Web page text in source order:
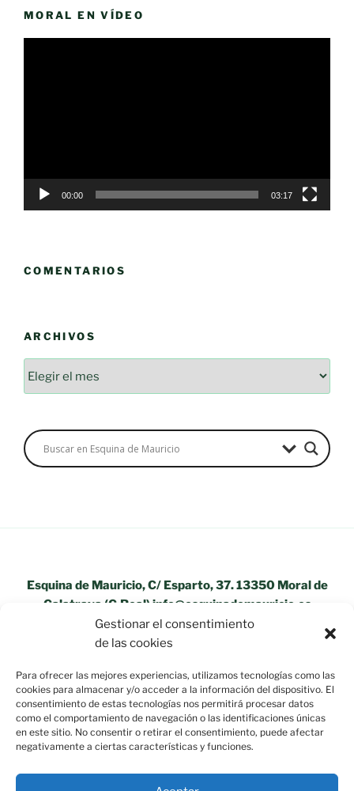
Gestionar el consentimiento
de las cookies
Para ofrecer las mejores experiencias, utilizamos tecnologías como las
cookies para almacenar y/o acceder a la información del dispositivo. El
consentimiento de estas tecnologías nos permitirá procesar datos
como el comportamiento de navegación o las identificaciones únicas
en este sitio. No consentir o retirar el consentimiento, puede afectar
negativamente a ciertas características y funciones.
MORAL EN VÍDEO
00:00 03:17
COMENTARIOS
ARCHIVOS
Esquina de Mauricio, C/ Esparto, 37. 13350 Moral de
Calatrava (C.Real) info@esquinademauricio.es
«Aviso Legal»